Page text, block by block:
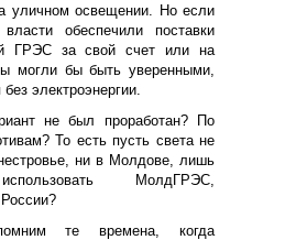
уличном освещении. Но если
обеспечили поставки
ГРЭС за свой счет или на
могли бы быть уверенными,
электроэнергии.
не был проработан? По
То есть пусть света не
ни в Молдове, лишь
МолдГРЭС,
те времена, когда